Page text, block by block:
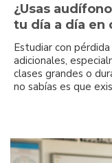
¿Usas
tu día a día en
Estudiar con
adicionales,
clases grandes o
no sabías es que